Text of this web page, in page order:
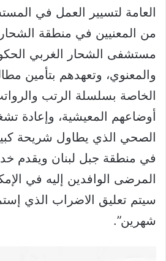
العامة لتسيير العمل في
من المعنيين في منطقة
مستشفى الشحار الغربي
والمعنوي، وتعهدهم بتأمين
الخاصة بسلسلة الرتب
أوضاعهم المعيشية، وإعادة
الصحي الذي يطاول شريحة
في منطقة جبل لبنان ويقدم
المرضى الوافدين إليه في
سيتم تعليق الاضراب الذي
شهرين”.